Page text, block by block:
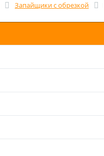
Запайщики с обрезкой